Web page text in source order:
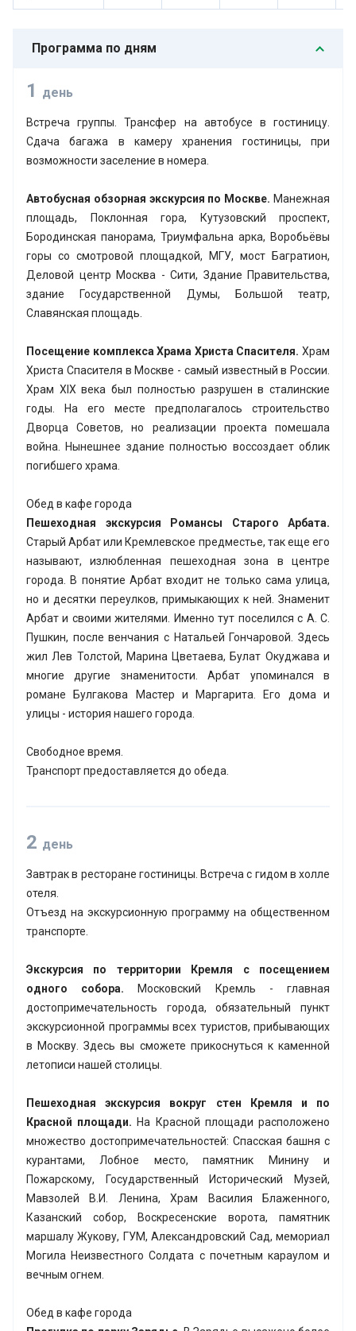
Программа по дням
1 день
Встреча группы. Трансфер на автобусе в гостиницу.
Сдача багажа в камеру хранения гостиницы, при
возможности заселение в номера.
Автобусная обзорная экскурсия по Москве. Манежная
площадь, Поклонная гора, Кутузовский проспект,
Бородинская панорама, Триумфальна арка, Воробьёвы
горы со смотровой площадкой, МГУ, мост Багратион,
Деловой центр Москва - Сити, Здание Правительства,
здание Государственной Думы, Большой театр,
Славянская площадь.
Посещение комплекса Храма Христа Спасителя. Храм
Христа Спасителя в Москве - самый известный в России.
Храм ХIХ века был полностью разрушен в сталинские
годы. На его месте предполагалось строительство
Дворца Советов, но реализации проекта помешала
война. Нынешнее здание полностью воссоздает облик
погибшего храма.
Обед в кафе города
Пешеходная экскурсия Романсы Старого Арбата.
Старый Арбат или Кремлевское предместье, так еще его
называют, излюбленная пешеходная зона в центре
города. В понятие Арбат входит не только сама улица,
но и десятки переулков, примыкающих к ней. Знаменит
Арбат и своими жителями. Именно тут поселился с А. С.
Пушкин, после венчания с Натальей Гончаровой. Здесь
жил Лев Толстой, Марина Цветаева, Булат Окуджава и
многие другие знаменитости. Арбат упоминался в
романе Булгакова Мастер и Маргарита. Его дома и
улицы - история нашего города.
Свободное время.
Транспорт предоставляется до обеда.
2 день
Завтрак в ресторане гостиницы. Встреча с гидом в холле
отеля.
Отъезд на экскурсионную программу на общественном
транспорте.
Экскурсия по территории Кремля с посещением
одного собора. Московский Кремль - главная
достопримечательность города, обязательный пункт
экскурсионной программы всех туристов, прибывающих
в Москву. Здесь вы сможете прикоснуться к каменной
летописи нашей столицы.
Пешеходная экскурсия вокруг стен Кремля и по
Красной площади. На Красной площади расположено
множество достопримечательностей: Спасская башня с
курантами, Лобное место, памятник Минину и
Пожарскому, Государственный Исторический Музей,
Мавзолей В.И. Ленина, Храм Василия Блаженного,
Казанский собор, Воскресенские ворота, памятник
маршалу Жукову, ГУМ, Александровский Сад, мемориал
Могила Неизвестного Солдата с почетным караулом и
вечным огнем.
Обед в кафе города